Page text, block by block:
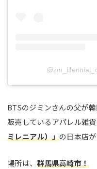
BTSのジミンさんの父が
販売しているアパレル雑
ミレニアル）」の日本店
場所は、群馬県高崎市！